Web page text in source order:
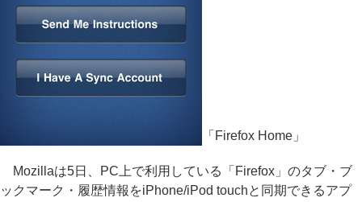
「Firefox Home」
Mozillaは5日、PC上で利用している「Firefox」のタブ・ブ
ックマーク・履歴情報をiPhone/iPod touchと同期できるアプ